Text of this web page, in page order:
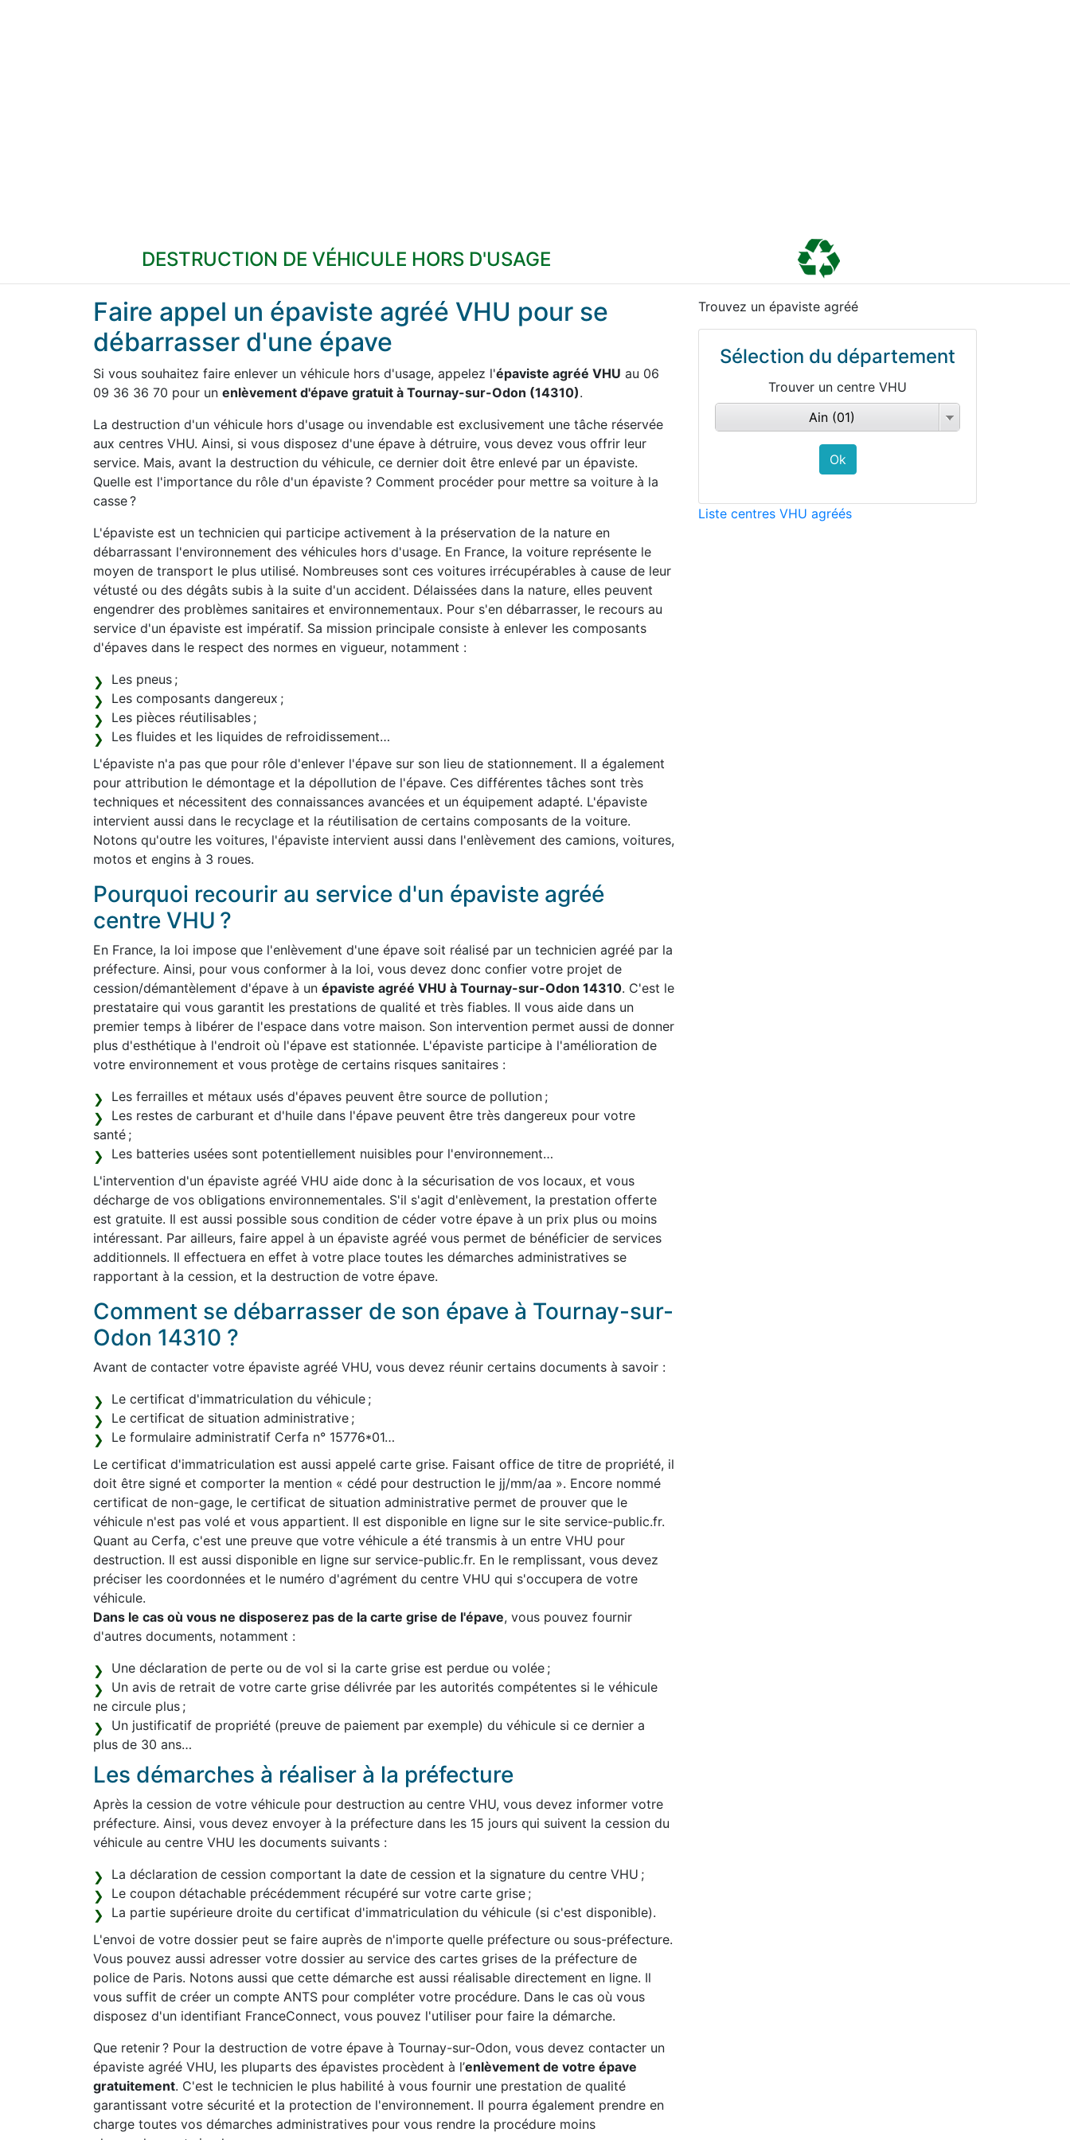
DESTRUCTION DE VÉHICULE HORS D'USAGE
Faire appel un épaviste agréé VHU pour se
débarrasser d'une épave
Si vous souhaitez faire enlever un véhicule hors d'usage, appelez l'épaviste agréé VHU au 06
09 36 36 70 pour un enlèvement d'épave gratuit à Tournay-sur-Odon (14310).
La destruction d'un véhicule hors d'usage ou invendable est exclusivement une tâche réservée
aux centres VHU. Ainsi, si vous disposez d'une épave à détruire, vous devez vous offrir leur
service. Mais, avant la destruction du véhicule, ce dernier doit être enlevé par un épaviste.
Quelle est l'importance du rôle d'un épaviste ? Comment procéder pour mettre sa voiture à la
casse ?
L'épaviste est un technicien qui participe activement à la préservation de la nature en
débarrassant l'environnement des véhicules hors d'usage. En France, la voiture représente le
moyen de transport le plus utilisé. Nombreuses sont ces voitures irrécupérables à cause de leur
vétusté ou des dégâts subis à la suite d'un accident. Délaissées dans la nature, elles peuvent
engendrer des problèmes sanitaires et environnementaux. Pour s'en débarrasser, le recours au
service d'un épaviste est impératif. Sa mission principale consiste à enlever les composants
d'épaves dans le respect des normes en vigueur, notamment :
Les pneus ;
Les composants dangereux ;
Les pièces réutilisables ;
Les fluides et les liquides de refroidissement…
L'épaviste n'a pas que pour rôle d'enlever l'épave sur son lieu de stationnement. Il a également
pour attribution le démontage et la dépollution de l'épave. Ces différentes tâches sont très
techniques et nécessitent des connaissances avancées et un équipement adapté. L'épaviste
intervient aussi dans le recyclage et la réutilisation de certains composants de la voiture.
Notons qu'outre les voitures, l'épaviste intervient aussi dans l'enlèvement des camions, voitures,
motos et engins à 3 roues.
Pourquoi recourir au service d'un épaviste agréé
centre VHU ?
En France, la loi impose que l'enlèvement d'une épave soit réalisé par un technicien agréé par la
préfecture. Ainsi, pour vous conformer à la loi, vous devez donc confier votre projet de
cession/démantèlement d'épave à un épaviste agréé VHU à Tournay-sur-Odon 14310. C'est le
prestataire qui vous garantit les prestations de qualité et très fiables. Il vous aide dans un
premier temps à libérer de l'espace dans votre maison. Son intervention permet aussi de donner
plus d'esthétique à l'endroit où l'épave est stationnée. L'épaviste participe à l'amélioration de
votre environnement et vous protège de certains risques sanitaires :
Les ferrailles et métaux usés d'épaves peuvent être source de pollution ;
Les restes de carburant et d'huile dans l'épave peuvent être très dangereux pour votre
santé ;
Les batteries usées sont potentiellement nuisibles pour l'environnement…
L'intervention d'un épaviste agréé VHU aide donc à la sécurisation de vos locaux, et vous
décharge de vos obligations environnementales. S'il s'agit d'enlèvement, la prestation offerte
est gratuite. Il est aussi possible sous condition de céder votre épave à un prix plus ou moins
intéressant. Par ailleurs, faire appel à un épaviste agréé vous permet de bénéficier de services
additionnels. Il effectuera en effet à votre place toutes les démarches administratives se
rapportant à la cession, et la destruction de votre épave.
Comment se débarrasser de son épave à Tournay-sur-
Odon 14310 ?
Avant de contacter votre épaviste agréé VHU, vous devez réunir certains documents à savoir :
Le certificat d'immatriculation du véhicule ;
Le certificat de situation administrative ;
Le formulaire administratif Cerfa n° 15776*01…
Le certificat d'immatriculation est aussi appelé carte grise. Faisant office de titre de propriété, il
doit être signé et comporter la mention « cédé pour destruction le jj/mm/aa ». Encore nommé
certificat de non-gage, le certificat de situation administrative permet de prouver que le
véhicule n'est pas volé et vous appartient. Il est disponible en ligne sur le site service-public.fr.
Quant au Cerfa, c'est une preuve que votre véhicule a été transmis à un entre VHU pour
destruction. Il est aussi disponible en ligne sur service-public.fr. En le remplissant, vous devez
préciser les coordonnées et le numéro d'agrément du centre VHU qui s'occupera de votre
véhicule.
Dans le cas où vous ne disposerez pas de la carte grise de l'épave, vous pouvez fournir
d'autres documents, notamment :
Une déclaration de perte ou de vol si la carte grise est perdue ou volée ;
Un avis de retrait de votre carte grise délivrée par les autorités compétentes si le véhicule
ne circule plus ;
Un justificatif de propriété (preuve de paiement par exemple) du véhicule si ce dernier a
plus de 30 ans…
Les démarches à réaliser à la préfecture
Après la cession de votre véhicule pour destruction au centre VHU, vous devez informer votre
préfecture. Ainsi, vous devez envoyer à la préfecture dans les 15 jours qui suivent la cession du
véhicule au centre VHU les documents suivants :
La déclaration de cession comportant la date de cession et la signature du centre VHU ;
Le coupon détachable précédemment récupéré sur votre carte grise ;
La partie supérieure droite du certificat d'immatriculation du véhicule (si c'est disponible).
L'envoi de votre dossier peut se faire auprès de n'importe quelle préfecture ou sous-préfecture.
Vous pouvez aussi adresser votre dossier au service des cartes grises de la préfecture de
police de Paris. Notons aussi que cette démarche est aussi réalisable directement en ligne. Il
vous suffit de créer un compte ANTS pour compléter votre procédure. Dans le cas où vous
disposez d'un identifiant FranceConnect, vous pouvez l'utiliser pour faire la démarche.
Que retenir ? Pour la destruction de votre épave à Tournay-sur-Odon, vous devez contacter un
épaviste agréé VHU, les pluparts des épavistes procèdent à l’enlèvement de votre épave
gratuitement. C'est le technicien le plus habilité à vous fournir une prestation de qualité
garantissant votre sécurité et la protection de l'environnement. Il pourra également prendre en
charge toutes vos démarches administratives pour vous rendre la procédure moins
Trouvez un épaviste agréé
Sélection du département
Trouver un centre VHU
Ain (01)
Liste centres VHU agréés